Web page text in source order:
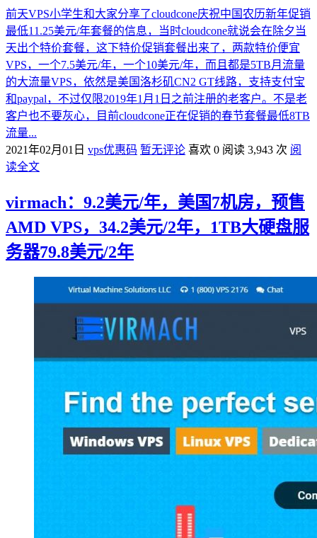
前天VPS小学生和大家分享了cloudcone庆祝中国农历新年促销
最低11.25美元/年套餐的信息，当时cloudcone就说会在除夕当
天出个特价套餐，这下特价促销套餐出来了，两款特价便宜
VPS，一个7.5美元/年，一个10美元/年，而且都是5TB月流量
的大流量VPS，依然是美国洛杉矶CN2 GT线路，支持支付宝
和paypal，不过仅限2019年1月1日之前注册的老客户。不是老
客户也不要灰心，目前cloudcone正在促销的春节套餐最低8TB
流量...
2021年02月01日 vps优惠码 暂无评论 喜欢 0 阅读 3,943 次 阅
读全文
virmach：9.2美元/年，美国7机房，预售
AMD VPS，34.2美元/2年，1TB大硬盘服
务器79.8美元/2年